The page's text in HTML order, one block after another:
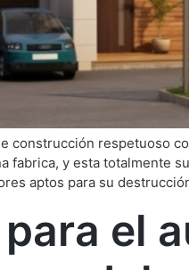
construcción respetuoso
fabrica, y esta totalmente
aptos para su
el